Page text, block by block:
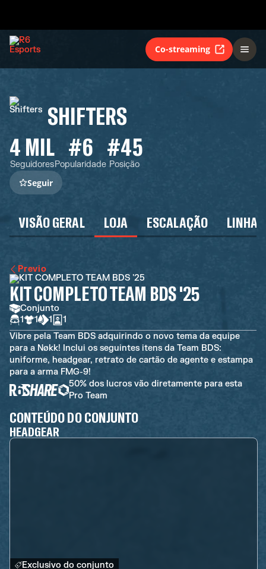
Co-streaming
SHIFTERS
4 MIL
Seguidores
#6
Popularidade
#45
Posição
Seguir
VISÃO GERAL LOJA ESCALAÇÃO LINHA
Previo
KIT COMPLETO TEAM BDS '25
Conjunto
1
1 1
1
Vibre pela Team BDS adquirindo o novo tema da equipe
para a Nøkk! Inclui os seguintes itens da Team BDS:
uniforme, headgear, retrato de cartão de agente e estampa
para a arma FMG-9!
50% dos lucros vão diretamente para esta
Pro Team
CONTEÚDO DO CONJUNTO
HEADGEAR
Exclusivo do conjunto